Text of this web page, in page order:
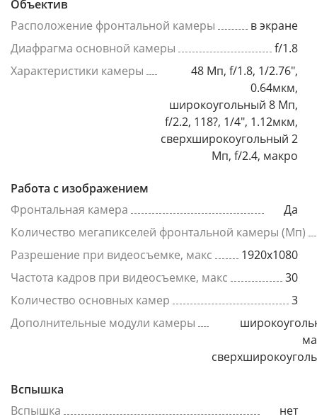
Объектив
Расположение фронтальной камеры
в экране
Диафрагма основной камеры
f/1.8
Характеристики камеры
48 Мп, f/1.8, 1/2.76",
0.64мкм,
широкоугольный 8 Мп,
f/2.2, 118?, 1/4", 1.12мкм,
сверхширокоугольный 2
Мп, f/2.4, макро
Работа с изображением
Фронтальная камера
Да
Количество мегапикселей фронтальной камеры (Мп)
Разрешение при видеосъемке, макс
1920x1080
Частота кадров при видеосъемке, макс
30
Количество основных камер
3
Дополнительные модули камеры
Вспышка
Вспышка
нет